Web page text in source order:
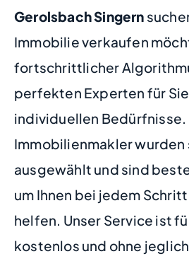
Gerolsbach Singern
Immobilie verkaufen
fortschrittlicher
perfekten Experten für
individuellen Bedürfnisse.
Immobilienmakler
ausgewählt und sind
um Ihnen bei jedem
helfen. Unser Service ist
kostenlos und ohne